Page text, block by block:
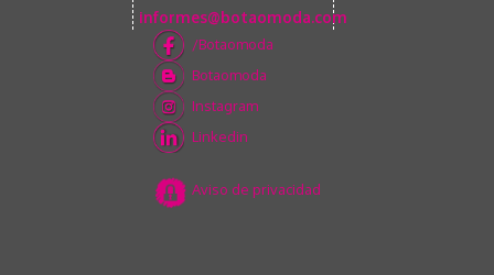
informes@botaomoda.com
/Botaomoda
Botaomoda
Instagram
Linkedin
Aviso de privacidad